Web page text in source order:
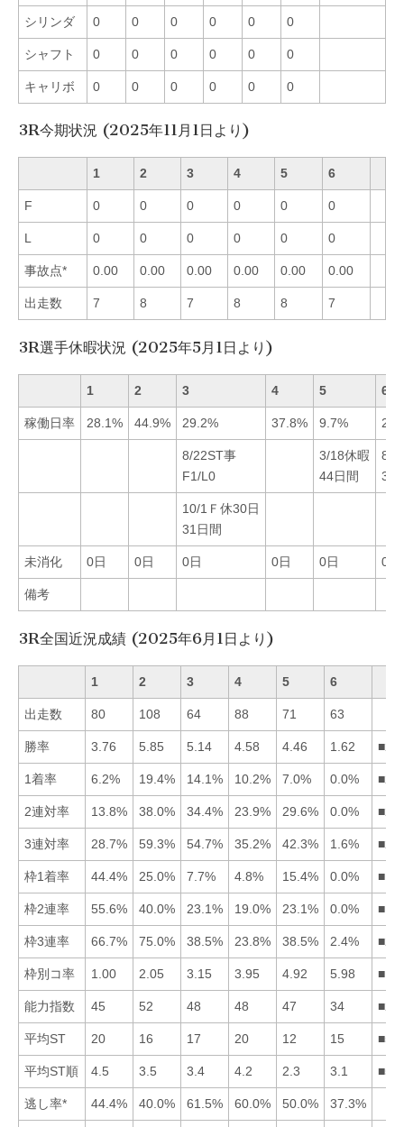
シリンダ 0 0 0 0 0 0
シャフト 0 0 0 0 0 0
キャリボ 0 0 0 0 0 0
3R今期状況 (2025年11月1日より)
1 2 3 4 5 6
F 0 0 0 0 0 0
L 0 0 0 0 0 0
事故点* 0.00 0.00 0.00 0.00 0.00 0.00
出走数 7 8 7 8 8 7
3R選手休暇状況 (2025年5月1日より)
1 2 3 4 5 6
稼働日率 28.1% 44.9% 29.2% 37.8% 9.7%
8/22ST事
F1/L0
3/18休暇
44日間
8/
34
10/1Ｆ休30日
31日間
未消化 0日 0日 0日 0日 0日 0日
備考
3R全国近況成績 (2025年6月1日より)
1 2 3 4 5 6
出走数 80 108 64 88 71 63
勝率 3.76 5.85 5.14 4.58 4.46 1.62
1着率 6.2% 19.4% 14.1% 10.2% 7.0% 0.0%
2連対率 13.8% 38.0% 34.4% 23.9% 29.6% 0.0%
3連対率 28.7% 59.3% 54.7% 35.2% 42.3% 1.6%
枠1着率 44.4% 25.0% 7.7% 4.8% 15.4% 0.0%
枠2連率 55.6% 40.0% 23.1% 19.0% 23.1% 0.0%
枠3連率 66.7% 75.0% 38.5% 23.8% 38.5% 2.4%
枠別コ率 1.00 2.05 3.15 3.95 4.92 5.98
能力指数 45 52 48 48 47 34
平均ST 20 16 17 20 12 15
平均ST順 4.5 3.5 3.4 4.2 2.3 3.1
逃し率* 44.4% 40.0% 61.5% 60.0% 50.0% 37.3%